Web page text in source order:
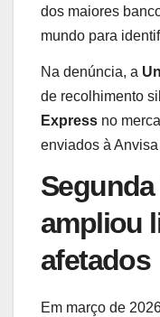
dos maiores
mundo para
Na denúncia, a
de recolhimento
Express no
enviados à
ampliou
afetados
Em março de